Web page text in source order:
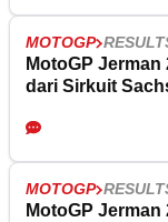
MOTOGP
MotoGP Jerman
dari Sirkuit
MOTOGP
MotoGP Jerman